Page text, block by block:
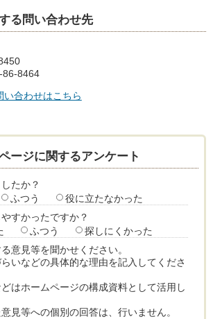
る問い合わせ先
86-8464
い合わせはこちら
ージに関するアンケート
たか？
ふつう
役に立たなかった
すかったですか？
ふつう
探しにくかった
意見等を聞かせください。
いなどの具体的な理由を記入してくださ
はホームページの構成資料として活用し
見等への個別の回答は、行いません。